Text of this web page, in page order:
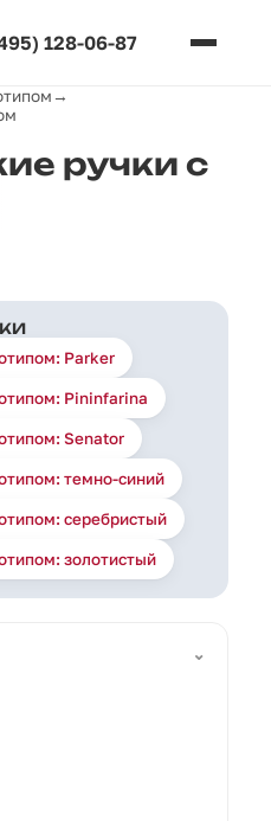
128-06-87
→
ручки с
Parker
Pininfarina
Senator
темно-синий
серебристый
золотистый
⌄